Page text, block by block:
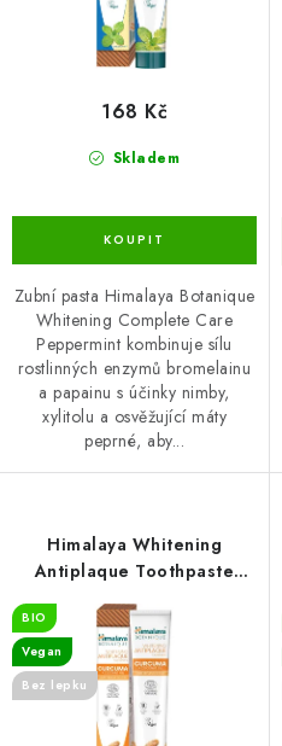
Skladem
168 Kč
Zubní pasta Himalaya Botanique
Whitening Complete Care
Peppermint kombinuje sílu
rostlinných enzymů bromelainu
a papainu s účinky nimby,
xylitolu a osvěžující máty
peprné, aby...
Himalaya Whitening
Antiplaque Toothpaste
Curcuma + Coconut Oil,
Mint - 75ml
BIO
Vegan
Bez lepku